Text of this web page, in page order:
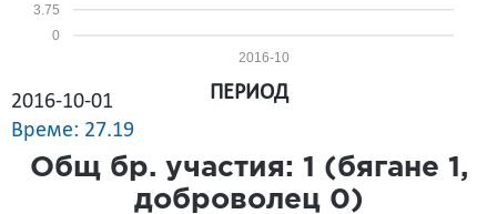
0
3.75
2016-10
2016-10-01
Време: 27.19
ПЕРИОД
Общ бр. участия: 1 (бягане 1 ,
доброволец 0)